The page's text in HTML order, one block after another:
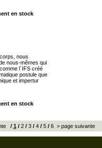
en stock
nous
nous-mêmes qui
l´IFS créé
postule que
et impertur
en stock
/ 1 /2/3/4/5/6 > page suivante